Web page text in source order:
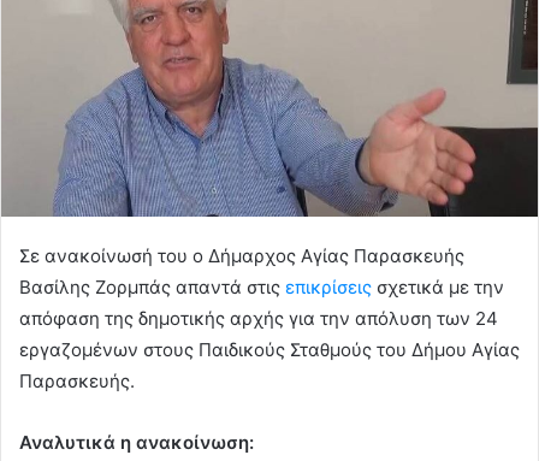
Σε ανακοίνωσή του ο Δήμαρχος Αγίας Παρασκευής
Βασίλης Ζορμπάς απαντά στις επικρίσεις σχετικά με την
απόφαση της δημοτικής αρχής για την απόλυση των 24
εργαζομένων στους Παιδικούς Σταθμούς του Δήμου Αγίας
Παρασκευής.
Αναλυτικά η ανακοίνωση: